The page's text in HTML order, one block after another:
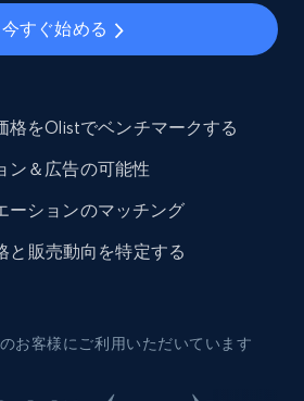
今すぐ始める
格をOlistでベンチマークする
ン＆広告の可能性
ーションのマッチング
と販売動向を特定する
お客様にご利用いただいています